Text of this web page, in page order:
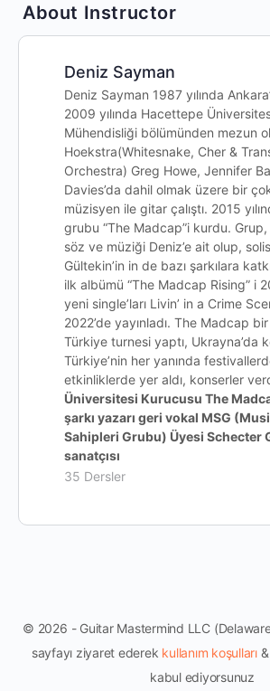
About Instructor
Deniz Sayman
Deniz Sayman 1987 yılında
2009 yılında Hacettepe
Mühendisliği bölümünden mezun
Hoekstra(Whitesnake, Cher &
Orchestra) Greg Howe, Jennifer
Davies’da dahil olmak üzere bir
müzisyen ile gitar çalıştı. 2015
grubu “The Madcap”i kurdu. Grup,
söz ve müziği Deniz’e ait olup,
Gültekin’in in de bazı şarkılara
ilk albümü “The Madcap Rising” i
yeni single’ları Livin’ in a Crime
2022’de yayınladı. The Madcap
Türkiye turnesi yaptı, Ukrayna’da
Türkiye’nin her yanında
etkinliklerde yer aldı, konserler
Üniversitesi Kurucusu The
şarkı yazarı geri vokal MSG
Sahipleri Grubu) Üyesi Schecter
sanatçısı
35 Dersler
© 2026 - Guitar Mastermind LLC
sayfayı ziyaret ederek kullanım koşulları
kabul ediyorsunuz